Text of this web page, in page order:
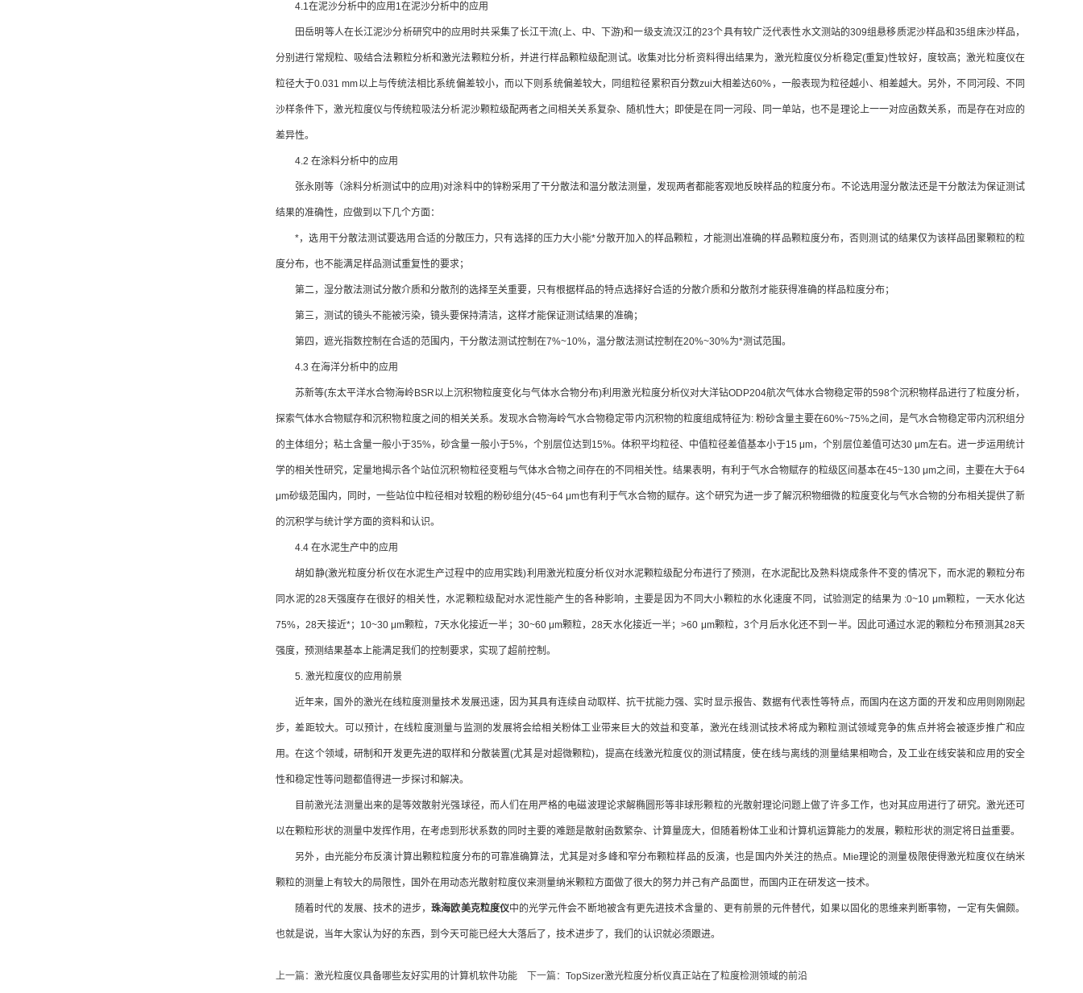
4.1在泥沙分析中的应用1在泥沙分析中的应用
田岳明等人在长江泥沙分析研究中的应用时共采集了长江干流(上、中、下游)和一级支流汉江的23个具有较广泛代表性水文测站的309组悬移质泥沙样品和35组床沙样品，
分别进行常规粒、吸结合法颗粒分析和激光法颗粒分析，并进行样品颗粒级配测试。收集对比分析资料得出结果为，激光粒度仪分析稳定(重复)性较好，度较高；激光粒度仪在
粒径大于0.031 mm以上与传统法相比系统偏差较小，而以下则系统偏差较大，同组粒径累积百分数zui大相差达60%，一般表现为粒径越小、相差越大。另外，不同河段、不同
沙样条件下，激光粒度仪与传统粒吸法分析泥沙颗粒级配两者之间相关关系复杂、随机性大；即使是在同一河段、同一单站，也不是理论上一一对应函数关系，而是存在对应的
差异性。
4.2 在涂料分析中的应用
张永刚等（涂料分析测试中的应用)对涂料中的锌粉采用了干分散法和温分散法测量，发现两者都能客观地反映样品的粒度分布。不论选用湿分散法还是干分散法为保证测试
结果的准确性，应做到以下几个方面：
*，选用干分散法测试要选用合适的分散压力，只有选择的压力大小能*分散开加入的样品颗粒，才能测出准确的样品颗粒度分布，否则测试的结果仅为该样品团聚颗粒的粒
度分布，也不能满足样品测试重复性的要求；
第二，湿分散法测试分散介质和分散剂的选择至关重要，只有根据样品的特点选择好合适的分散介质和分散剂才能获得准确的样品粒度分布；
第三，测试的镜头不能被污染，镜头要保持清洁，这样才能保证测试结果的准确；
第四，遮光指数控制在合适的范围内，干分散法测试控制在7%~10%，温分散法测试控制在20%~30%为*测试范围。
4.3 在海洋分析中的应用
苏新等(东太平洋水合物海岭BSR以上沉积物粒度变化与气体水合物分布)利用激光粒度分析仪对大洋钻ODP204航次气体水合物稳定带的598个沉积物样品进行了粒度分析，
探索气体水合物赋存和沉积物粒度之间的相关关系。发现水合物海岭气水合物稳定带内沉积物的粒度组成特征为: 粉砂含量主要在60%~75%之间，是气水合物稳定带内沉积组分
的主体组分；粘土含量一般小于35%，砂含量一般小于5%，个别层位达到15%。体积平均粒径、中值粒径差值基本小于15 μm，个别层位差值可达30 μm左右。进一步运用统计
学的相关性研究，定量地揭示各个站位沉积物粒径变粗与气体水合物之间存在的不同相关性。结果表明，有利于气水合物赋存的粒级区间基本在45~130 μm之间，主要在大于64
μm砂级范围内，同时，一些站位中粒径相对较粗的粉砂组分(45~64 μm也有利于气水合物的赋存。这个研究为进一步了解沉积物细微的粒度变化与气水合物的分布相关提供了新
的沉积学与统计学方面的资料和认识。
4.4 在水泥生产中的应用
胡如静(激光粒度分析仪在水泥生产过程中的应用实践)利用激光粒度分析仪对水泥颗粒级配分布进行了预测，在水泥配比及熟料烧成条件不变的情况下，而水泥的颗粒分布
同水泥的28天强度存在很好的相关性，水泥颗粒级配对水泥性能产生的各种影响，主要是因为不同大小颗粒的水化速度不同，试验测定的结果为 :0~10 μm颗粒，一天水化达
75%，28天接近*；10~30 μm颗粒，7天水化接近一半；30~60 μm颗粒，28天水化接近一半；>60 μm颗粒，3个月后水化还不到一半。因此可通过水泥的颗粒分布预测其28天
强度，预测结果基本上能满足我们的控制要求，实现了超前控制。
5. 激光粒度仪的应用前景
近年来，国外的激光在线粒度测量技术发展迅速，因为其具有连续自动取样、抗干扰能力强、实时显示报告、数据有代表性等特点，而国内在这方面的开发和应用则刚刚起
步，差距较大。可以预计，在线粒度测量与监测的发展将会给相关粉体工业带来巨大的效益和变革，激光在线测试技术将成为颗粒测试领域竞争的焦点并将会被逐步推广和应
用。在这个领域，研制和开发更先进的取样和分散装置(尤其是对超微颗粒)，提高在线激光粒度仪的测试精度，使在线与离线的测量结果相吻合，及工业在线安装和应用的安全
性和稳定性等问题都值得进一步探讨和解决。
目前激光法测量出来的是等效散射光强球径，而人们在用严格的电磁波理论求解椭圆形等非球形颗粒的光散射理论问题上做了许多工作，也对其应用进行了研究。激光还可
以在颗粒形状的测量中发挥作用，在考虑到形状系数的同时主要的难题是散射函数繁杂、计算量庞大，但随着粉体工业和计算机运算能力的发展，颗粒形状的测定将日益重要。
另外，由光能分布反演计算出颗粒粒度分布的可靠准确算法，尤其是对多峰和窄分布颗粒样品的反演，也是国内外关注的热点。Mie理论的测量极限使得激光粒度仪在纳米
颗粒的测量上有较大的局限性，国外在用动态光散射粒度仪来测量纳米颗粒方面做了很大的努力并己有产品面世，而国内正在研发这一技术。
随着时代的发展、技术的进步，珠海欧美克粒度仪中的光学元件会不断地被含有更先进技术含量的、更有前景的元件替代，如果以固化的思维来判断事物，一定有失偏颇。
也就是说，当年大家认为好的东西，到今天可能已经大大落后了，技术进步了，我们的认识就必须跟进。
上一篇： 激光粒度仪具备哪些友好实用的计算机软件功能 下一篇： TopSizer激光粒度分析仪真正站在了粒度检测领域的前沿